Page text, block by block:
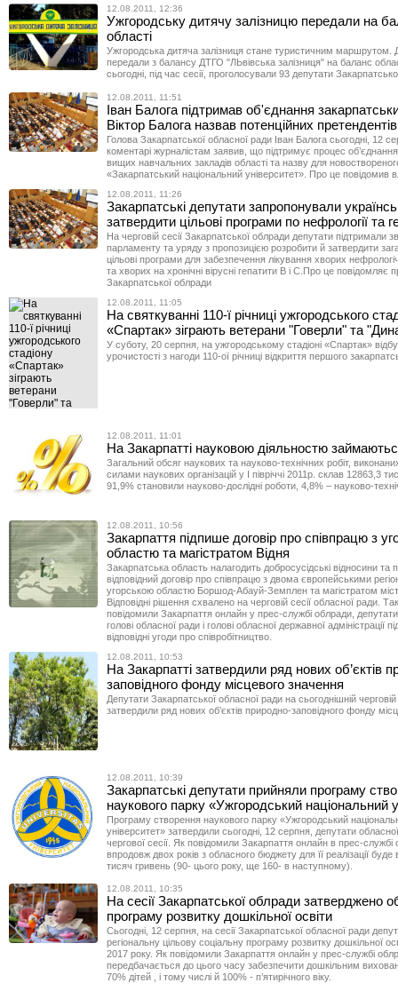
12.08.2011, 12:36
Ужгородську дитячу залізницю передали на
області
Ужгородська дитяча залізниця стане туристичним маршрутом.
передали з балансу ДТГО "ЛЬвівська залізниця" на баланс
сьогодні, під час сесії, проголосували 93 депутати
12.08.2011, 11:51
Іван Балога підтримав об'єднання
Віктор Балога назвав потенційних
Голова Закарпатської обласної ради Іван Балога сьогодні, 12
коментарі журналістам заявив, що підтримує процес
вищих навчальних закладів області та назву для
«Закарпатський національний університет». Про це повідомив
12.08.2011, 11:26
Закарпатські депутати запропонували
затвердити цільові програми по нефрології та
На черговій сесії Закарпатської облради депутати підтримали
парламенту та уряду з пропозицією розробити й затвердити
цільові програми для забезпечення лікування хворих
та хворих на хронічні вірусні гепатити В і С.Про це повідомляє
Закарпатської облради
12.08.2011, 11:05
На святкуванні 110-ї річниці ужгородського
«Спартак» зіграють ветерани "Говерли" та
У суботу, 20 серпня, на ужгородському стадіоні «Спартак»
урочистості з нагоди 110-ої річниці відкриття першого
12.08.2011, 11:01
На Закарпатті науковою діяльностю
Загальний обсяг наукових та науково-технічних робіт,
силами наукових організацій у І півріччі 2011р. склав 12863,3
91,9% становили науково-дослідні роботи, 4,8% – науково-
12.08.2011, 10:56
Закарпаття підпише договір про співпрацю з
областю та магістратом Відня
Закарпатська область налагодить добросусідські відносини та
відповідний договір про співпрацю з двома європейськими
угорською областю Боршод-Абауй-Земплен та магістратом
Відповідні рішення схвалено на черговій сесії обласної ради.
повідомили Закарпаття онлайн у прес-службі облради,
голові обласної ради і голові обласної державної адміністрації
відповідні угоди про співробітництво.
12.08.2011, 10:53
На Закарпатті затвердили ряд нових об’єктів
заповідного фонду місцевого значення
Депутати Закарпатської обласної ради на сьогоднішній черговій
затвердили ряд нових об’єктів природно-заповідного фонду
12.08.2011, 10:39
Закарпатські депутати прийняли програму
наукового парку «Ужгородський національний
Програму створення наукового парку «Ужгородський
університет» затвердили сьогодні, 12 серпня, депутати
чергової сесії. Як повідомили Закарпаття онлайн в прес-службі
впродовж двох років з обласного бюджету для її реалізації буде
тисяч гривень (90- цього року, ще 160- в наступному).
12.08.2011, 10:35
На сесії Закарпатської облради затверджено
програму розвитку дошкільної освіти
Сьогодні, 12 серпня, на сесії Закарпатської обласної ради
регіональну цільову соціальну програму розвитку дошкільної
2017 року. Як повідомили Закарпаття онлайн у прес-службі
передбачається до цього часу забезпечити дошкільним
70% дітей , і тому числі й 100% - п’ятирічного віку.